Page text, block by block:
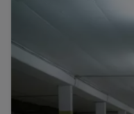
McLaren
Zeitraum wählen